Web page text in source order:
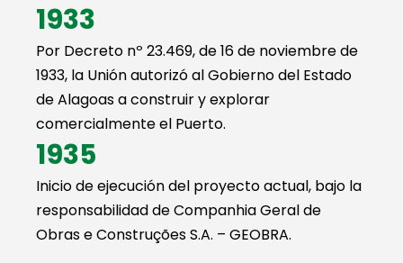
1933
Por Decreto nº 23.469, de 16 de noviembre de
1933, la Unión autorizó al Gobierno del Estado
de Alagoas a construir y explorar
comercialmente el Puerto.
1935
Inicio de ejecución del proyecto actual, bajo la
responsabilidad de Companhia Geral de
Obras e Construções S.A. – GEOBRA.